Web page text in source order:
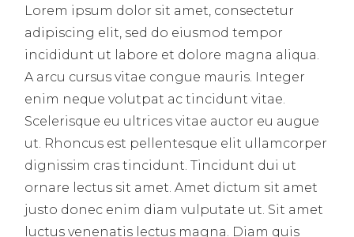
Lorem ipsum dolor sit amet, consectetur
adipiscing elit, sed do eiusmod tempor
incididunt ut labore et dolore magna aliqua.
A arcu cursus vitae congue mauris. Integer
enim neque volutpat ac tincidunt vitae.
Scelerisque eu ultrices vitae auctor eu augue
ut. Rhoncus est pellentesque elit ullamcorper
dignissim cras tincidunt. Tincidunt dui ut
ornare lectus sit amet. Amet dictum sit amet
justo donec enim diam vulputate ut. Sit amet
luctus venenatis lectus magna. Diam quis